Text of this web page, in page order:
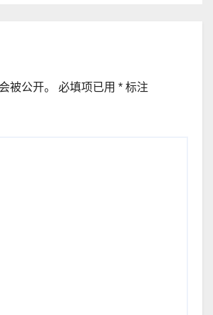
被公开。 必填项已用 * 标注